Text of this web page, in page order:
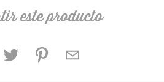
este producto